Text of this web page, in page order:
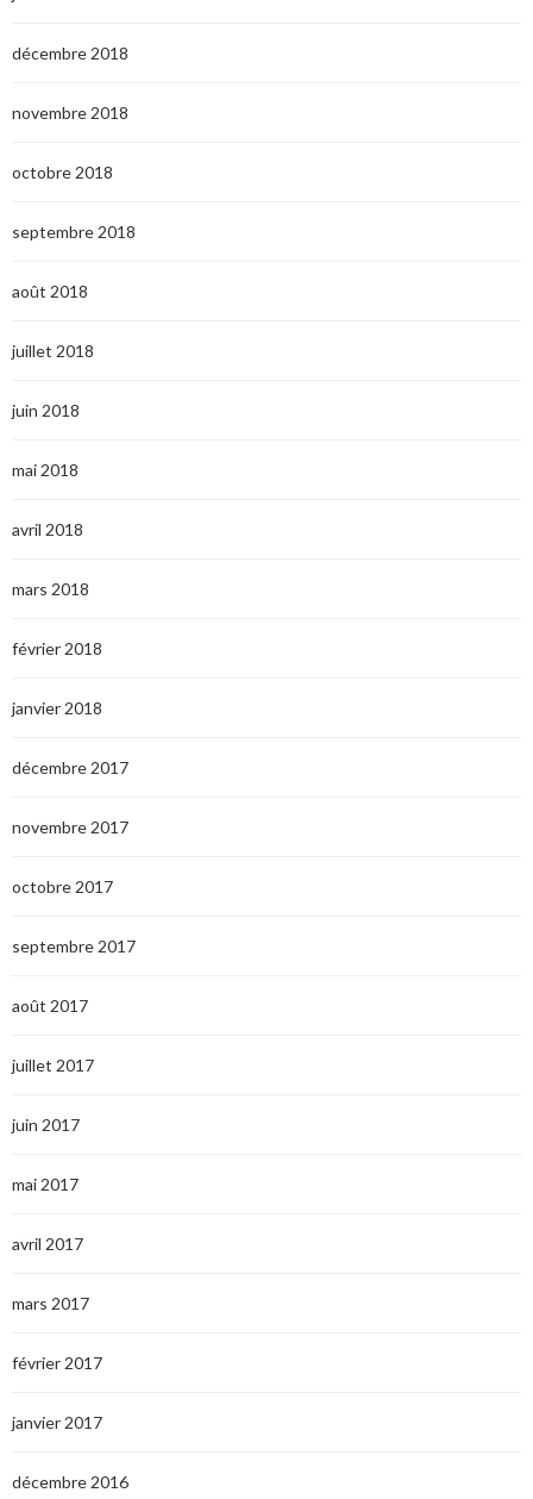
décembre 2018
novembre 2018
octobre 2018
septembre 2018
août 2018
juillet 2018
juin 2018
mai 2018
avril 2018
mars 2018
février 2018
janvier 2018
décembre 2017
novembre 2017
octobre 2017
septembre 2017
août 2017
juillet 2017
juin 2017
mai 2017
avril 2017
mars 2017
février 2017
janvier 2017
décembre 2016